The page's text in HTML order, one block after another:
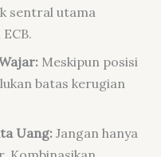
sentral utama
Meskipun posisi
batas kerugian
Uang: Jangan hanya